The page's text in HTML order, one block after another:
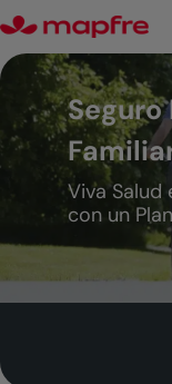
Viva Salud
con un